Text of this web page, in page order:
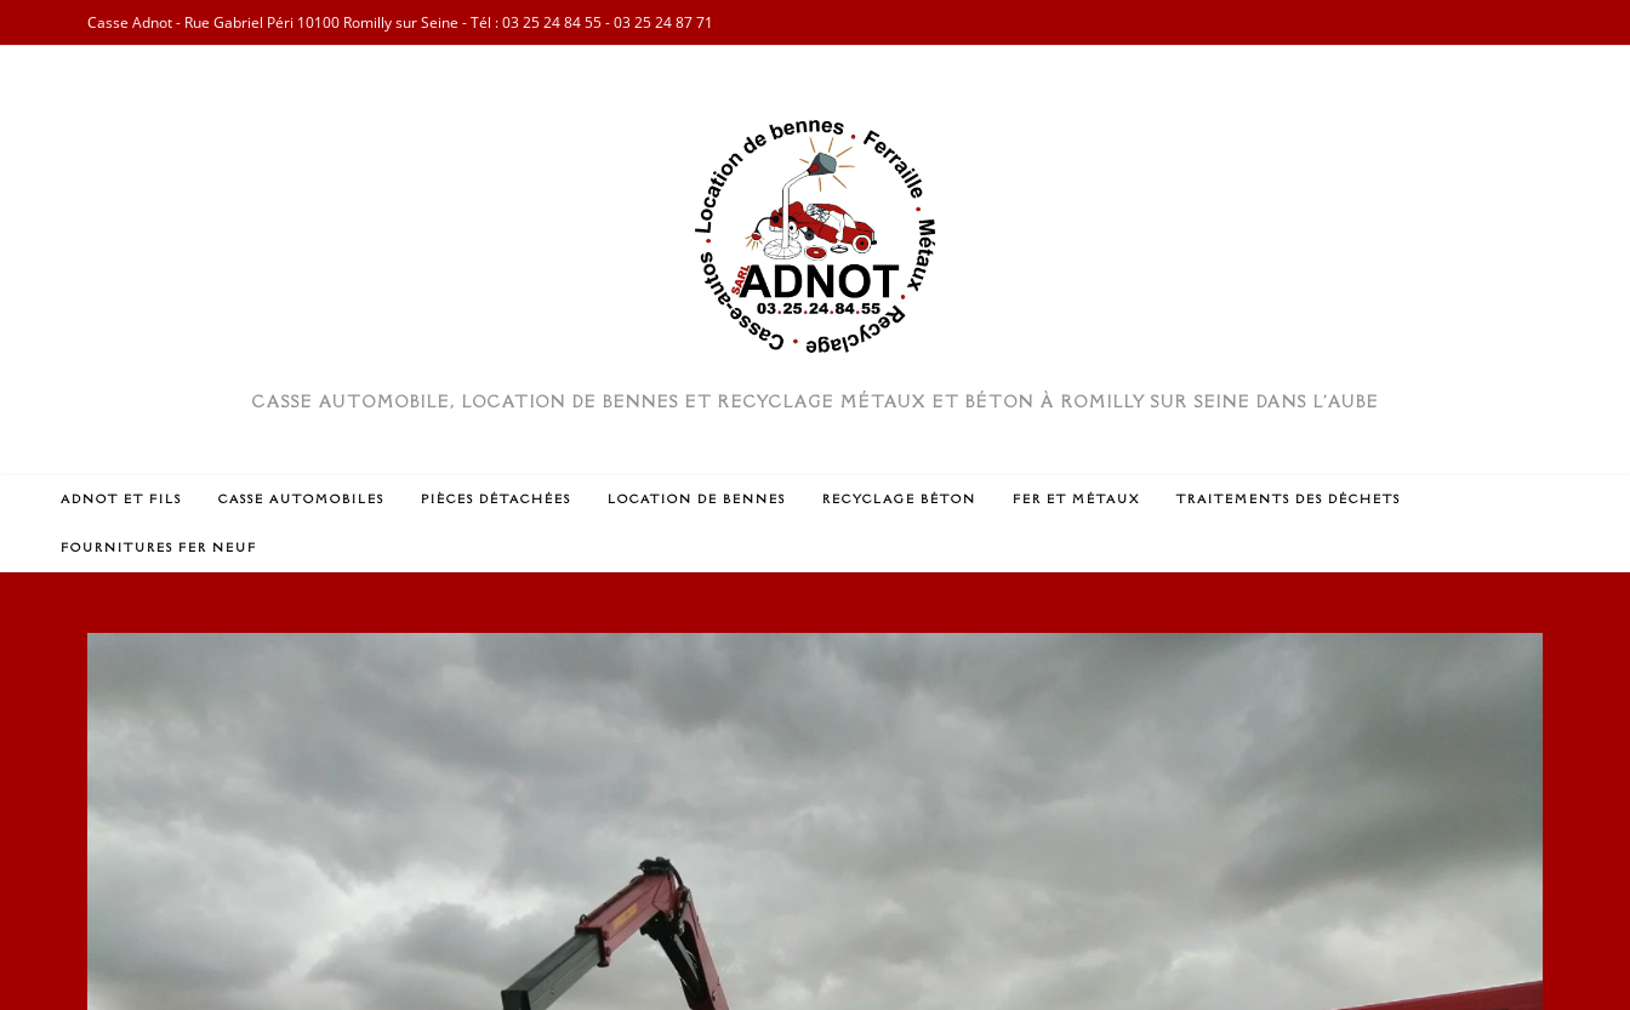
Casse Adnot - Rue Gabriel Péri 10100 Romilly sur Seine - Tél :03 25 24 84 55-03 25 24 87 71
CASSE AUTOMOBILE, LOCATION DE BENNES ET RECYCLAGE MÉTAUX ET BÉTON À ROMILLY SUR SEINE DANS L'AUBE
ADNOT ET FILS CASSE AUTOMOBILES PIÈCES DÉTACHÉES LOCATION DE BENNES RECYCLAGE BÉTON FER ET MÉTAUX TRAITEMENTS DES DÉCHETS
FOURNITURES FER NEUF